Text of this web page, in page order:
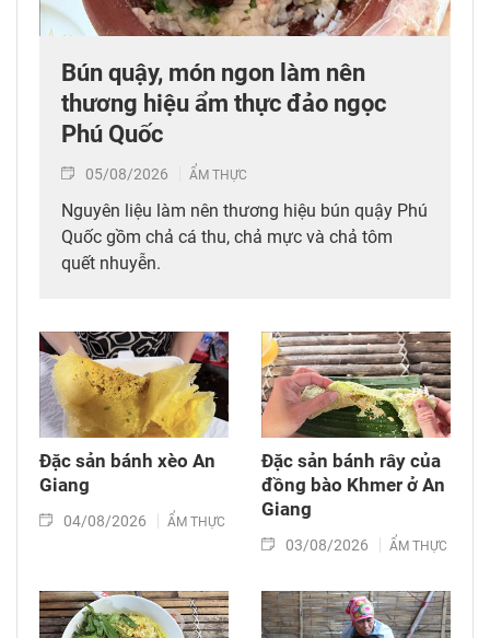
Bún quậy, món ngon làm nên
thương hiệu ẩm thực đảo ngọc
Phú Quốc
05/08/2026 ẨM THỰC
Nguyên liệu làm nên thương hiệu bún quậy Phú
Quốc gồm chả cá thu, chả mực và chả tôm
quết nhuyễn.
Đặc sản bánh xèo An
Giang
04/08/2026 ẨM THỰC
Đặc sản bánh rây của
đồng bào Khmer ở An
Giang
03/08/2026 ẨM THỰC